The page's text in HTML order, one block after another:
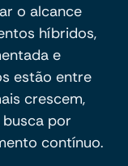
o alcance
híbridos,
e
estão entre
crescem,
por
contínuo.